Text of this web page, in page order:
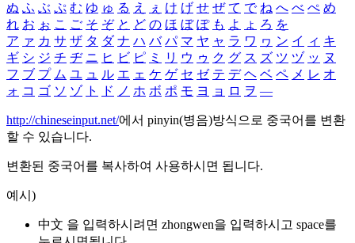
ぬ ふ ぶ ぷ む ゆ ゅ る え ぇ け げ せ ぜ て で ね へ べ ぺ め
れ お ぉ こ ご そ ぞ と ど の ほ ぼ ぽ も よ ょ ろ を
ア ァ カ サ ザ タ ダ ナ ハ バ パ マ ヤ ャ ラ ワ ヮ ン イ ィ キ
ギ シ ジ チ ヂ ニ ヒ ビ ピ ミ リ ウ ゥ ク グ ス ズ ツ ヅ ッ ヌ
フ ブ プ ム ユ ュ ル エ ェ ケ ゲ セ ゼ テ デ ヘ ベ ペ メ レ オ
ォ コ ゴ ソ ゾ ト ド ノ ホ ボ ポ モ ヨ ョ ロ ヲ ―
http://chineseinput.net/에서 pinyin(병음)방식으로 중국어를 변환
할 수 있습니다.
변환된 중국어를 복사하여 사용하시면 됩니다.
예시)
中文 을 입력하시려면 zhongwen을 입력하시고 space를